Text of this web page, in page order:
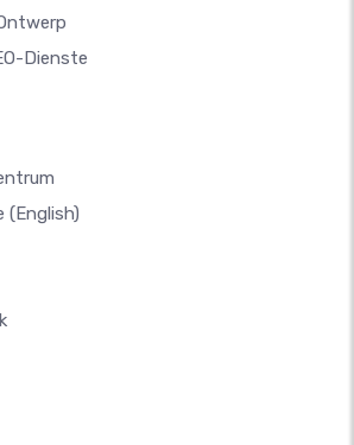
Dienste
(English)